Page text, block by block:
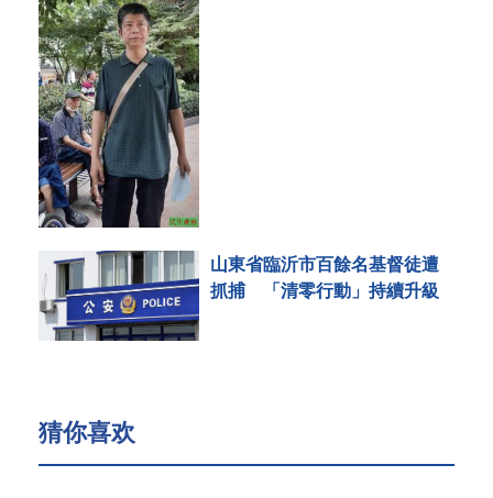
山東省臨沂市百餘名基督徒遭
抓捕 「清零行動」持續升級
猜你喜欢